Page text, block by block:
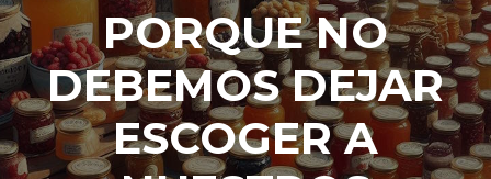
PORQUE NO
DEBEMOS DEJAR
ESCOGER A